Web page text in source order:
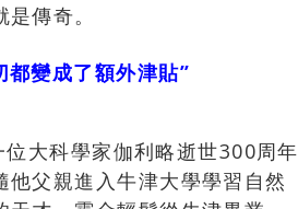
傳奇。
變成了額外津貼”
大科學家伽利略逝世300周年
父親進入牛津大學學習自然